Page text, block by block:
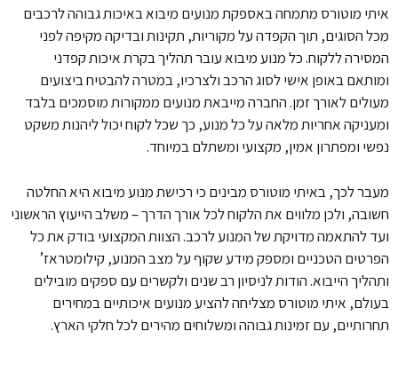
איתי מוטורס מתמחה באספקת מנועים מיבוא באיכות גבוהה לרכבים
מכל הסוגים, תוך הקפדה על מקוריות, תקינות ובדיקה מקיפה לפני
המסירה ללקוח. כל מנוע מיבוא עובר תהליך בקרת איכות קפדני
ומותאם באופן אישי לסוג הרכב ולצרכיו, במטרה להבטיח ביצועים
מעולים לאורך זמן. החברה מייבאת מנועים ממקורות מוסמכים בלבד
ומעניקה אחריות מלאה על כל מנוע, כך שכל לקוח יכול ליהנות משקט
נפשי ומפתרון אמין, מקצועי ומשתלם במיוחד.
מעבר לכך, באיתי מוטורס מבינים כי רכישת מנוע מיבוא היא החלטה
חשובה, ולכן מלווים את הלקוח לכל אורך הדרך – משלב הייעוץ הראשוני
ועד להתאמה מדויקת של המנוע לרכב. הצוות המקצועי בודק את כל
הפרטים הטכניים ומספק מידע שקוף על מצב המנוע, קילומטראז’
ותהליך הייבוא. הודות לניסיון רב שנים ולקשרים עם ספקים מובילים
בעולם, איתי מוטורס מצליחה להציע מנועים איכותיים במחירים
תחרותיים, עם זמינות גבוהה ומשלוחים מהירים לכל חלקי הארץ.